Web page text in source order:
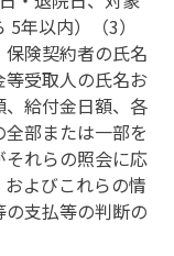
年以内）（3）
険契約者の氏名
受取人の氏名お
給付金日額、各
部または一部を
れらの照会に応
よびこれらの情
支払等の判断の